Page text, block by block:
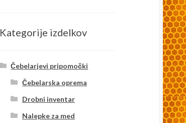
Kategorije izdelkov
Čebelarjevi pripomočki
Čebelarska oprema
Drobni inventar
Nalepke za med